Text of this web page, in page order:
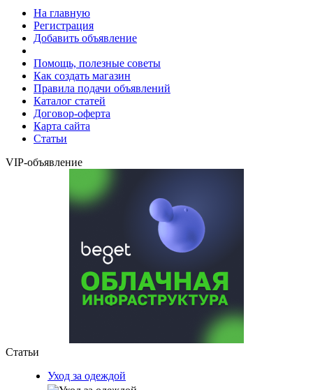
На главную
Регистрация
Добавить объявление
Помощь, полезные советы
Как создать магазин
Правила подачи объявлений
Каталог статей
Договор-оферта
Карта сайта
Статьи
VIP-объявление
Статьи
Уход за одеждой